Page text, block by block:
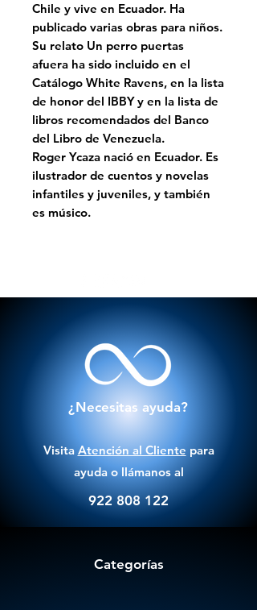
Chile y vive en Ecuador. Ha
publicado varias obras para niños.
Su relato Un perro puertas
afuera ha sido incluido en el
Catálogo White Ravens, en la lista
de honor del IBBY y en la lista de
libros recomendados del Banco
del Libro de Venezuela.
Roger Ycaza nació en Ecuador. Es
ilustrador de cuentos y novelas
infantiles y juveniles, y también
es músico.
¿Necesitas ayuda?
Visita Atención al Cliente para
ayuda o llámanos al
922 808 122
Categorías